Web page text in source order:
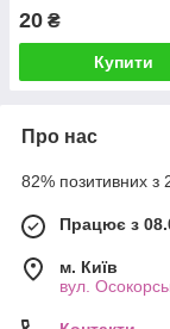
20 ₴
Купити
Про нас
82% позитивних з
Працює з
м. Київ
вул.